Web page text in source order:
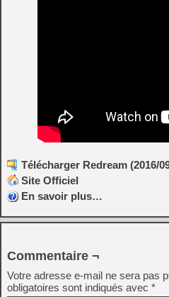
Télécharger Redream (2016/
Site Officiel
En savoir plus…
Commentaire ¬
Votre adresse e-mail ne sera pas
obligatoires sont indiqués avec *